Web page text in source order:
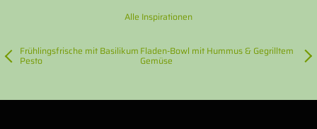
Frühlingsfrische mit Basilikum
Pesto
Alle Inspirationen
Fladen-Bowl mit Hummus & Gegrilltem
Gemüse